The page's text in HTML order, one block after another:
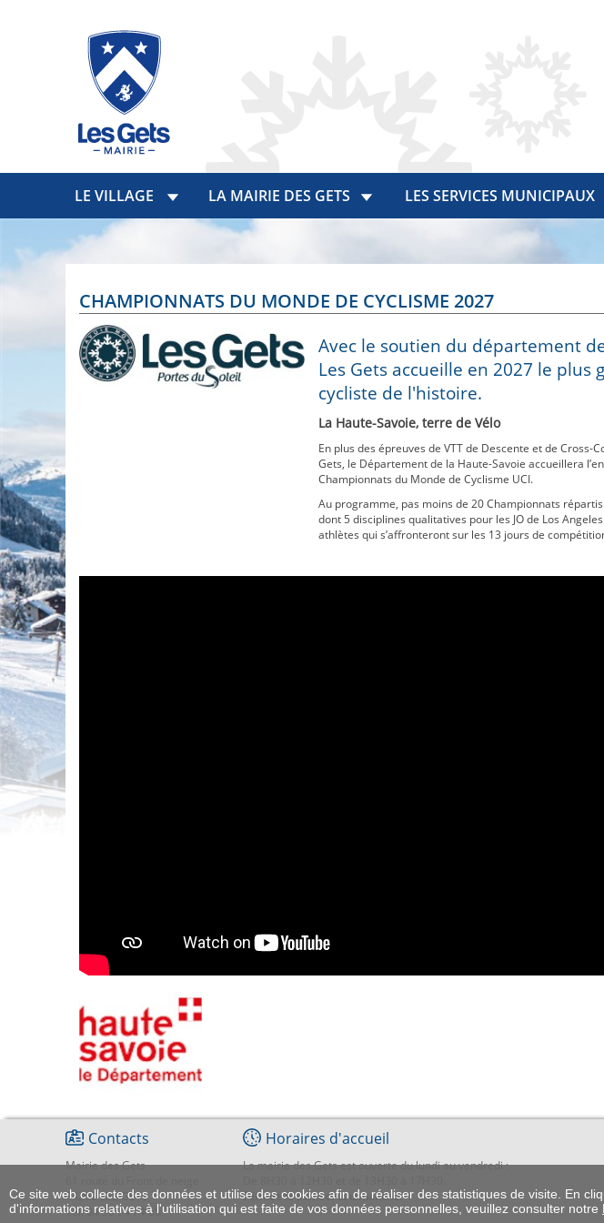
LE VILLAGE LA MAIRIE DES GETS LES SERVICES MUNICIPAUX
CHAMPIONNATS DU MONDE DE CYCLISME 2027
Avec le soutien du département
Les Gets accueille en 2027 le plus
cycliste de l'histoire.
La Haute-Savoie, terre de Vélo
En plus des épreuves de VTT de Descente et de Cross-
Gets, le Département de la Haute-Savoie accueillera
Championnats du Monde de Cyclisme UCI.
Au programme, pas moins de 20 Championnats
dont 5 disciplines qualitatives pour les JO de Los
athlètes qui s’affronteront sur les 13 jours de
Contacts
Mairie des Gets
74260 LES GETS
Tél. 04 50 74 74 65
Horaires d'accueil
La mairie des Gets est ouverte du lundi au vendredi :
Fermée le samedi et dimanche.
Ce site web collecte des données et utilise des cookies afin de réaliser des statistiques de visite. En
d'informations relatives à l'utilisation qui est faite de vos données personnelles, veuillez consulter notre